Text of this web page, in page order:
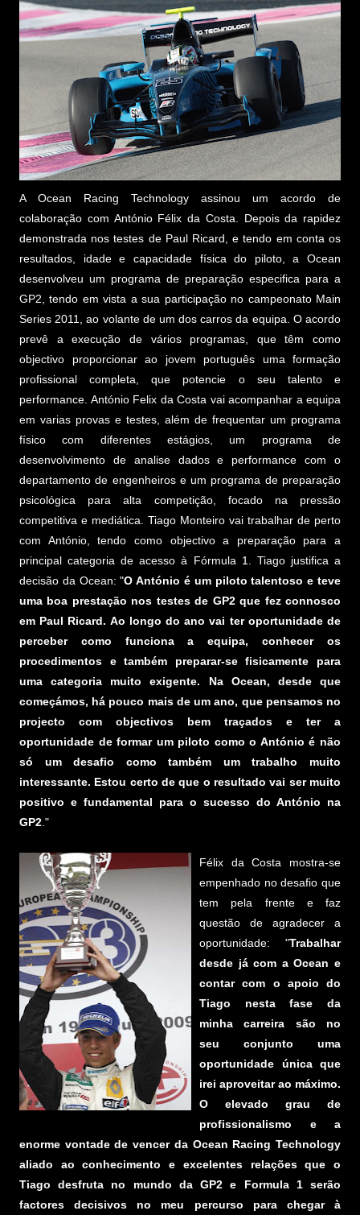
A Ocean Racing Technology assinou um acordo de
colaboração com António Félix da Costa. Depois da rapidez
demonstrada nos testes de Paul Ricard, e tendo em conta os
resultados, idade e capacidade física do piloto, a Ocean
desenvolveu um programa de preparação especifica para a
GP2, tendo em vista a sua participação no campeonato Main
Series 2011, ao volante de um dos carros da equipa. O acordo
prevê a execução de vários programas, que têm como
objectivo proporcionar ao jovem português uma formação
profissional completa, que potencie o seu talento e
performance. António Felix da Costa vai acompanhar a equipa
em varias provas e testes, além de frequentar um programa
físico com diferentes estágios, um programa de
desenvolvimento de analise dados e performance com o
departamento de engenheiros e um programa de preparação
psicológica para alta competição, focado na pressão
competitiva e mediática. Tiago Monteiro vai trabalhar de perto
com António, tendo como objectivo a preparação para a
principal categoria de acesso à Fórmula 1. Tiago justifica a
decisão da Ocean: "O António é um piloto talentoso e teve
uma boa prestação nos testes de GP2 que fez connosco
em Paul Ricard. Ao longo do ano vai ter oportunidade de
perceber como funciona a equipa, conhecer os
procedimentos e também preparar-se fisicamente para
uma categoria muito exigente. Na Ocean, desde que
começámos, há pouco mais de um ano, que pensamos no
projecto com objectivos bem traçados e ter a
oportunidade de formar um piloto como o António é não
só um desafio como também um trabalho muito
interessante. Estou certo de que o resultado vai ser muito
positivo e fundamental para o sucesso do António na
GP2 ."
Félix da Costa mostra-se
empenhado no desafio que
tem pela frente e faz
questão de agradecer a
oportunidade: "Trabalhar
desde já com a Ocean e
contar com o apoio do
Tiago nesta fase da
minha carreira são no
seu conjunto uma
oportunidade única que
irei aproveitar ao máximo.
O elevado grau de
profissionalismo e a
enorme vontade de vencer da Ocean Racing Technology
aliado ao conhecimento e excelentes relações que o
Tiago desfruta no mundo da GP2 e Formula 1 serão
factores decisivos no meu percurso para chegar à